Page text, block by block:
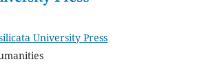
University Press